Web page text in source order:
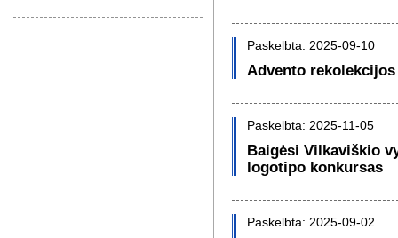
Paskelbta: 2025-09-10
Advento
Paskelbta: 2025-11-05
Baigėsi Vilkaviškio
logotipo konkursas
Paskelbta: 2025-09-02